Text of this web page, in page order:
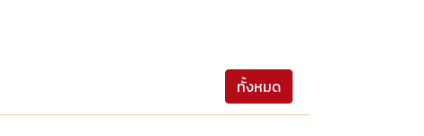
ทั้งหมด